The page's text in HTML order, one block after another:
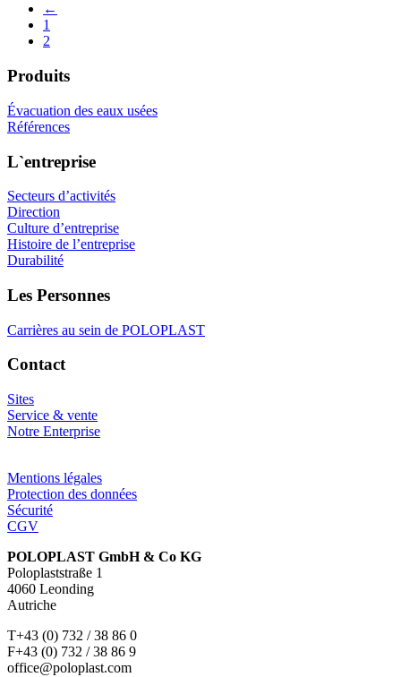
←
1
2
Produits
Évacuation des eaux usées
Références
L`entreprise
Secteurs d’activités
Direction
Culture d’entreprise
Histoire de l’entreprise
Durabilité
Les Personnes
Carrières au sein de POLOPLAST
Contact
Sites
Service & vente
Notre Enterprise
Mentions légales
Protection des données
Sécurité
CGV
POLOPLAST GmbH & Co KG
Poloplaststraße 1
4060 Leonding
Autriche
T+43 (0) 732 / 38 86 0
F+43 (0) 732 / 38 86 9
office@poloplast.com